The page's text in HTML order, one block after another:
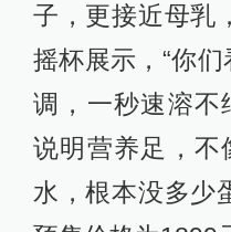
子，更接近母乳
摇杯展示，“你
调，一秒速溶不
说明营养足，不
水，根本没多少